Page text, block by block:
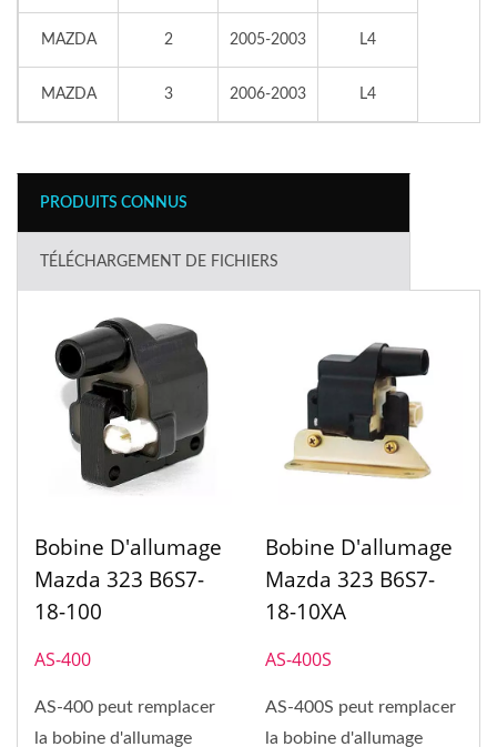
MAZDA 2 2005-2003 L4
MAZDA 3 2006-2003 L4
PRODUITS CONNUS
TÉLÉCHARGEMENT DE FICHIERS
Bobine D'allumage
Mazda 323 B6S7-
18-100
AS-400
AS-400 peut remplacer
la bobine d'allumage
Bobine D'allumage
Mazda 323 B6S7-
18-10XA
AS-400S
AS-400S peut remplacer
la bobine d'allumage